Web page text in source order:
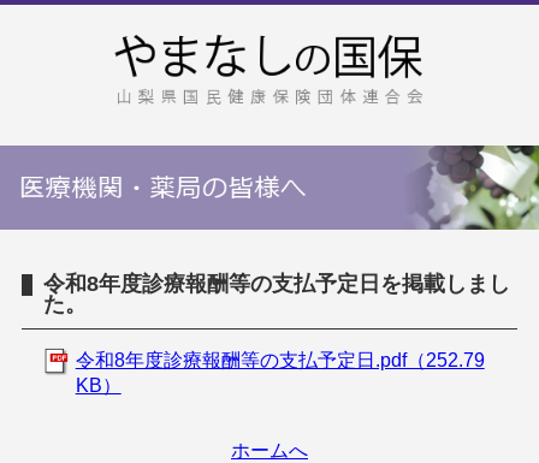
令和8年度診療報酬等の支払予定日を掲載しまし
た。
令和8年度診療報酬等の支払予定日.pdf（252.79
KB）
ホームへ